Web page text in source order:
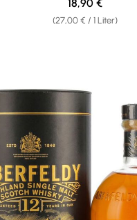
(27,00 € / 1 Liter)
18,90 €